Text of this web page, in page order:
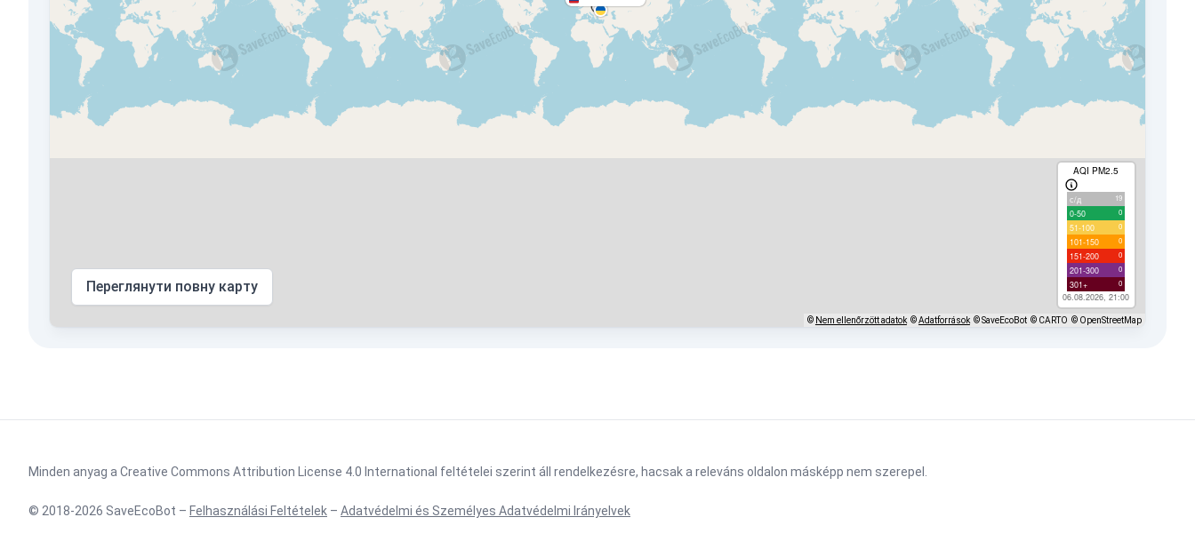
AQI PM2.5
с/д 19
0-50 0
51-100 0
101-150 0
151-200 0
201-300 0
301+ 0
06.08.2026, 21:00
Переглянути повну карту
© Nem ellenőrzött adatok ©Adatforrások © SaveEcoBot © CARTO © OpenStreetMap
Minden anyag a Creative Commons Attribution License 4.0 International feltételei szerint áll rendelkezésre, hacsak a releváns oldalon másképp nem szerepel.
© 2018-2026 SaveEcoBot – Felhasználási Feltételek – Adatvédelmi és Személyes Adatvédelmi Irányelvek